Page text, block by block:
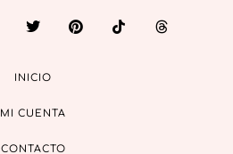
INICIO
MI CUENTA
CONTACTO